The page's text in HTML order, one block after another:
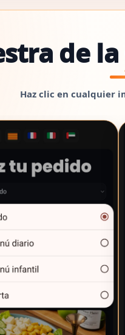
de la
Haz clic en cualquier